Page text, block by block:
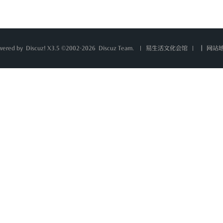
by Discuz! X3.5 ©2002-2026 Discuz Team. 易生活文化会馆 网站